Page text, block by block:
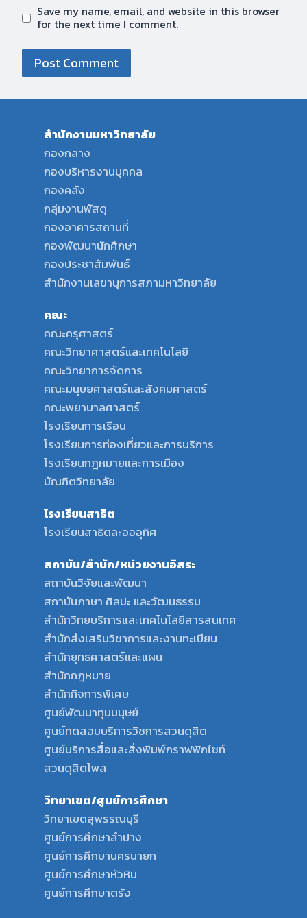
Save my name, email, and website in this browser
for the next time I comment.
สำนักงานมหาวิทยาลัย
กองกลาง
กองบริหารงานบุคคล
กองคลัง
กลุ่มงานพัสดุ
กองอาคารสถานที่
กองพัฒนานักศึกษา
กองประชาสัมพันธ์
สำนักงานเลขานุการสภามหาวิทยาลัย
คณะ
คณะครุศาสตร์
คณะวิทยาศาสตร์และเทคโนโลยี
คณะวิทยาการจัดการ
คณะมนุษยศาสตร์และสังคมศาสตร์
คณะพยาบาลศาสตร์
โรงเรียนการเรือน
โรงเรียนการท่องเที่ยวและการบริการ
โรงเรียนกฎหมายและการเมือง
บัณฑิตวิทยาลัย
โรงเรียนสาธิต
โรงเรียนสาธิตละอออุทิศ
สถาบัน/สำนัก/หน่วยงานอิสระ
สถาบันวิจัยและพัฒนา
สถาบันภาษา ศิลปะ และวัฒนธรรม
สำนักวิทยบริการและเทคโนโลยีสารสนเทศ
สำนักส่งเสริมวิชาการและงานทะเบียน
สำนักยุทธศาสตร์และแผน
สำนักกฎหมาย
สำนักกิจการพิเศษ
ศูนย์พัฒนาทุนมนุษย์
ศูนย์ทดสอบบริการวิชการสวนดุสิต
ศูนย์บริการสื่อและสิ่งพิมพ์กราฟฟิกไซท์
สวนดุสิตโพล
วิทยาเขต/ศูนย์การศึกษา
วิทยาเขตสุพรรณบุรี
ศูนย์การศึกษาลำปาง
ศูนย์การศึกษานครนายก
ศูนย์การศึกษาหัวหิน
ศูนย์การศึกษาตรัง